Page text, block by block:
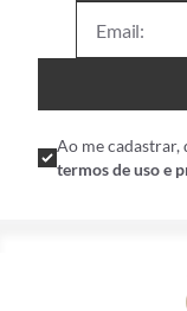
Ao me cadastrar,
termos de uso e